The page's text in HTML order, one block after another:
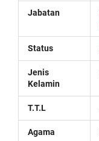
Jabatan
Status
Jenis
Kelamin
T.T.L
Agama